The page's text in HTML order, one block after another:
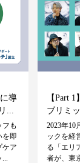
導
...
も
を即
ケア
【Part
ブリミ
2023年10
ックを経
る「エリ
者が、東